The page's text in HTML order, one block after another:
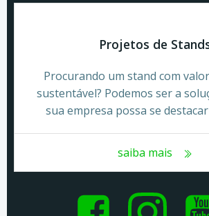
Projetos de
Procurando um stand com
sustentável? Podemos ser a
sua empresa possa se
saiba mais